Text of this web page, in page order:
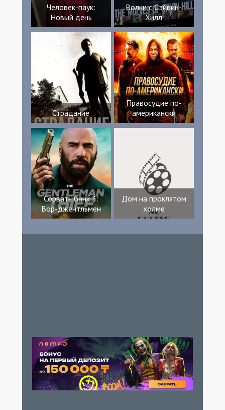
Человек-паук:
Новый день
Волки с Сэйвин-
Хилл
Страдание
Правосудие по-
американски
Сорвать банк 3:
Вор-джентльмен
Дом на проклятом
холме